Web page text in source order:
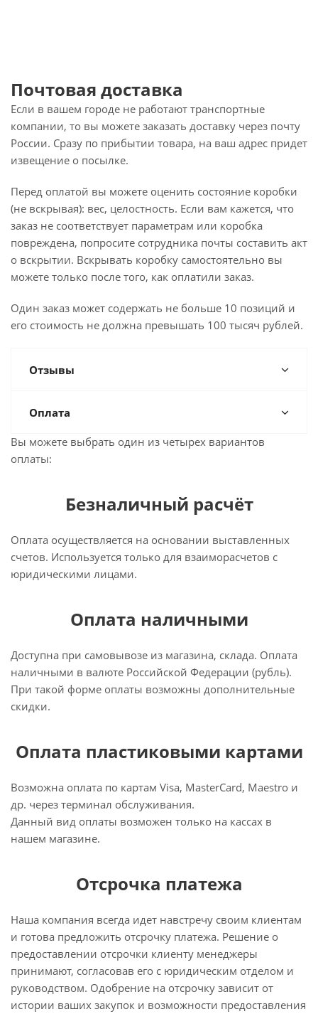
Почтовая доставка
Если в вашем городе не работают транспортные
компании, то вы можете заказать доставку через почту
России. Сразу по прибытии товара, на ваш адрес придет
извещение о посылке.
Перед оплатой вы можете оценить состояние коробки
(не вскрывая): вес, целостность. Если вам кажется, что
заказ не соответствует параметрам или коробка
повреждена, попросите сотрудника почты составить акт
о вскрытии. Вскрывать коробку самостоятельно вы
можете только после того, как оплатили заказ.
Один заказ может содержать не больше 10 позиций и
его стоимость не должна превышать 100 тысяч рублей.
Отзывы
Оплата
Вы можете выбрать один из четырех вариантов
оплаты:
Безналичный расчёт
Оплата осуществляется на основании выставленных
счетов. Используется только для взаиморасчетов с
юридическими лицами.
Оплата наличными
Доступна при самовывозе из магазина, склада. Оплата
наличными в валюте Российской Федерации (рубль).
При такой форме оплаты возможны дополнительные
скидки.
Оплата пластиковыми картами
Возможна оплата по картам Visa, MasterCard, Maestro и
др. через терминал обслуживания.
Данный вид оплаты возможен только на кассах в
нашем магазине.
Отсрочка платежа
Наша компания всегда идет навстречу своим клиентам
и готова предложить отсрочку платежа. Решение о
предоставлении отсрочки клиенту менеджеры
принимают, согласовав его с юридическим отделом и
руководством. Одобрение на отсрочку зависит от
истории ваших закупок и возможности предоставления